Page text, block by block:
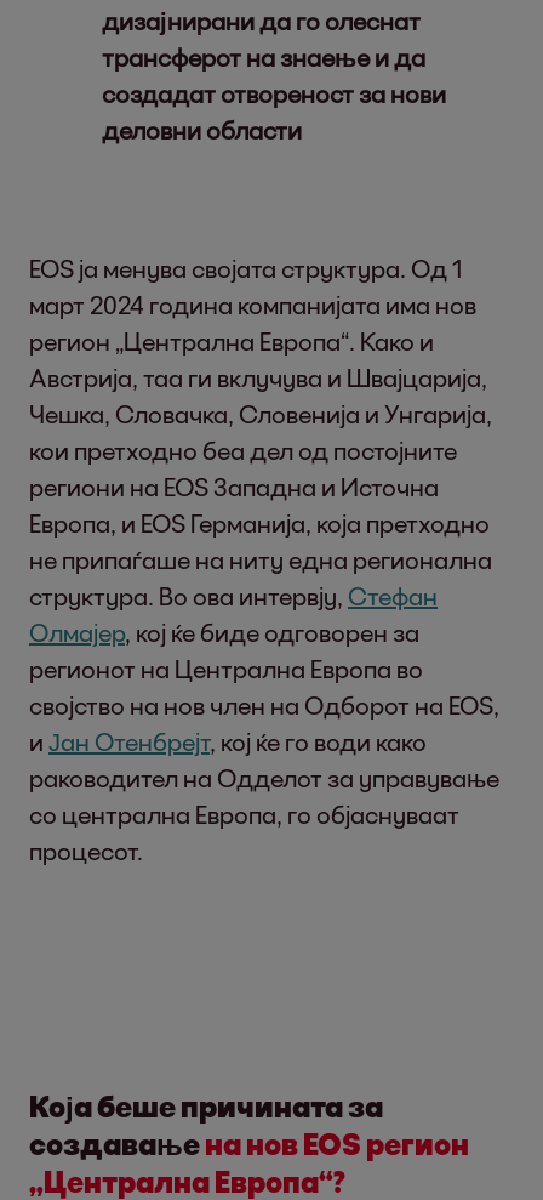
дизајнирани да го олеснат
трансферот на знаење и да
создадат отвореност за нови
деловни области
EOS ја менува својата структура. Од 1
март 2024 година компанијата има нов
регион „Централна Европа“. Како и
Австрија, таа ги вклучува и Швајцарија,
Чешка, Словачка, Словенија и Унгарија,
кои претходно беа дел од постојните
региони на EOS Западна и Источна
Европа, и EOS Германија, која претходно
не припаѓаше на ниту една регионална
структура. Во ова интервју, Стефан
Олмајер, кој ќе биде одговорен за
регионот на Централна Европа во
својство на нов член на Одборот на EOS,
и Јан Отенбрејт, кој ќе го води како
раководител на Одделот за управување
со централна Европа, го објаснуваат
процесот.
Која беше причината за
создавањена нов EOS регион
„Централна Европа“?